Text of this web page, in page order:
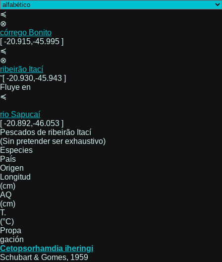
≼
⊗
córrego Bonito
[ -20.915,-45.995 ]
≼
⊗
ribeirão Itací
˜[ -20.930,-45.943 ]
Fluye en
≼
rio Sapucaí
[ -20.892,-46.053 ]
Pescados de ribeirão Itací
(Sin pretender ser exhaustivo)
Especies
País
Origen
Longitud
(cm)
AQ
(cm)
T.
(°C)
Propa
gación
Cetopsorhamdia iheringi
Schubart & Gomes, 1959